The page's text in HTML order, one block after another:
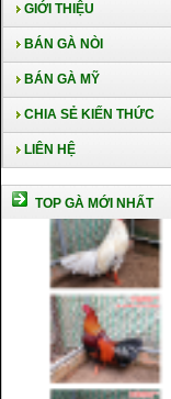
GIỚI THIỆU
BÁN GÀ NÒI
BÁN GÀ MỸ
CHIA SẺ KIẾN THỨC
LIÊN HỆ
TOP GÀ MỚI NHẤT